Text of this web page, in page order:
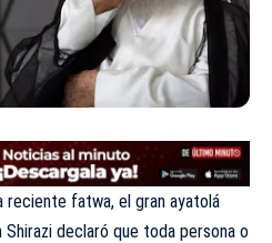
reciente fatwa, el gran ayatolá
Shirazi declaró que toda persona o